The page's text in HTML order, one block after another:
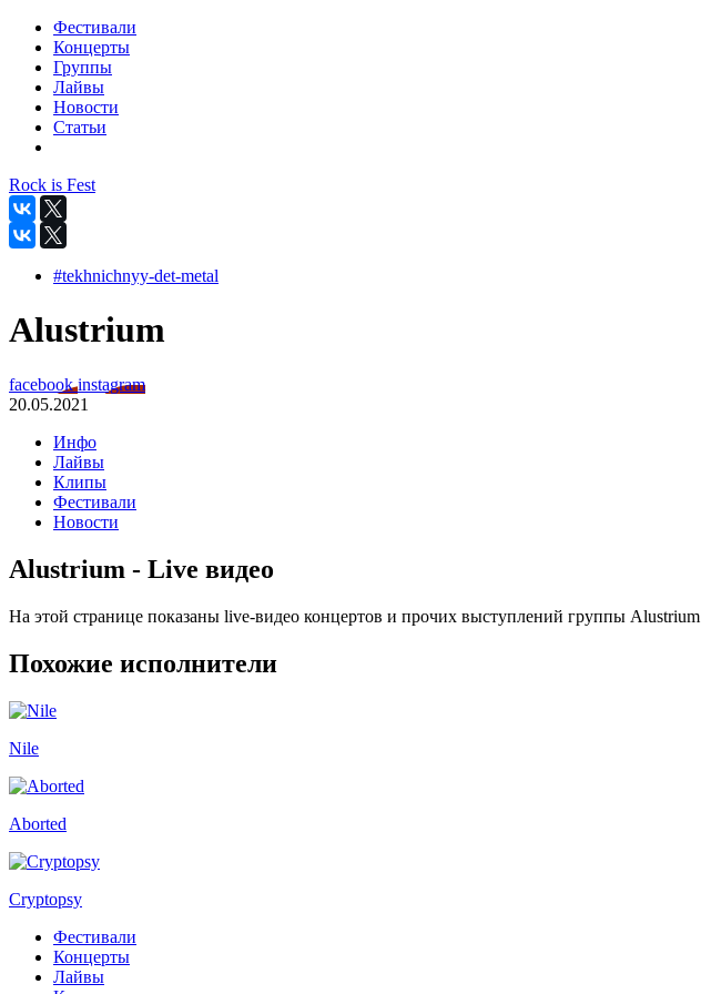
Фестивали
Концерты
Группы
Лайвы
Новости
Статьи
Rock is Fest
#tekhnichnyy-det-metal
Alustrium
facebookinstagram
20.05.2021
Инфо
Лайвы
Клипы
Фестивали
Новости
Alustrium - Live видео
На этой странице показаны live-видео концертов и прочих выступлений группы Alustrium
Похожие исполнители
Nile
Aborted
Cryptopsy
Фестивали
Концерты
Лайвы